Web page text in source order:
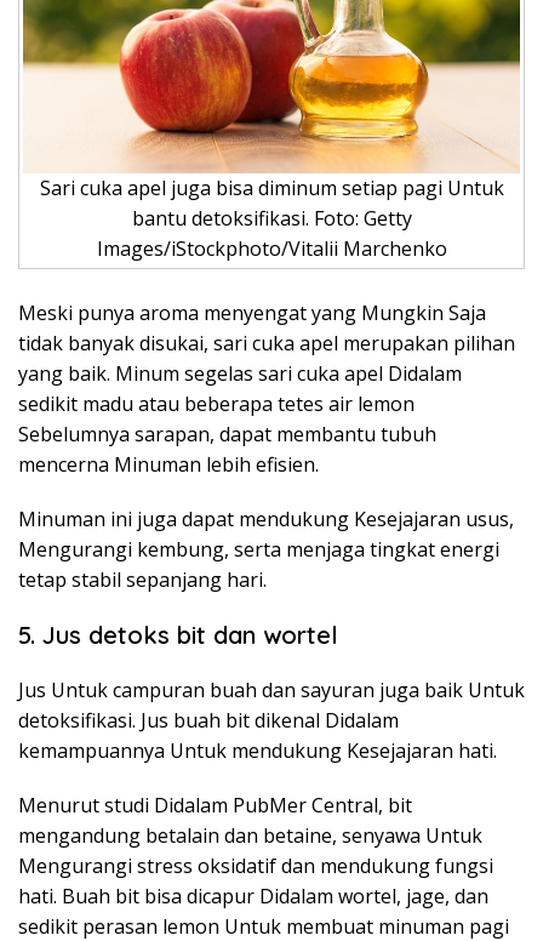
Sari cuka apel juga bisa diminum setiap pagi Untuk
bantu detoksifikasi. Foto: Getty
Images/iStockphoto/Vitalii Marchenko
Meski punya aroma menyengat yang Mungkin Saja
tidak banyak disukai, sari cuka apel merupakan pilihan
yang baik. Minum segelas sari cuka apel Didalam
sedikit madu atau beberapa tetes air lemon
Sebelumnya sarapan, dapat membantu tubuh
mencerna Minuman lebih efisien.
Minuman ini juga dapat mendukung Kesejajaran usus,
Mengurangi kembung, serta menjaga tingkat energi
tetap stabil sepanjang hari.
5. Jus detoks bit dan wortel
Jus Untuk campuran buah dan sayuran juga baik Untuk
detoksifikasi. Jus buah bit dikenal Didalam
kemampuannya Untuk mendukung Kesejajaran hati.
Menurut studi Didalam PubMer Central, bit
mengandung betalain dan betaine, senyawa Untuk
Mengurangi stress oksidatif dan mendukung fungsi
hati. Buah bit bisa dicapur Didalam wortel, jage, dan
sedikit perasan lemon Untuk membuat minuman pagi